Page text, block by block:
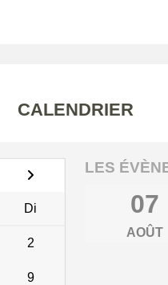
CALENDRIER
Di
2
9
LES
07
AOÛT